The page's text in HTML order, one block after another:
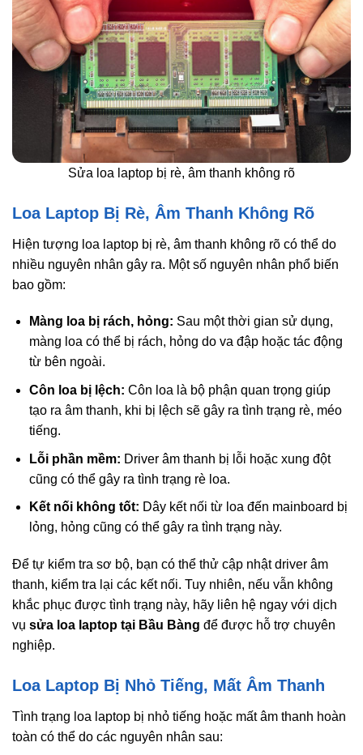
Sửa loa laptop bị rè, âm thanh không rõ
Loa Laptop Bị Rè, Âm Thanh Không Rõ
Hiện tượng loa laptop bị rè, âm thanh không rõ có thể do
nhiều nguyên nhân gây ra. Một số nguyên nhân phổ biến
bao gồm:
Màng loa bị rách, hỏng: Sau một thời gian sử dụng,
màng loa có thể bị rách, hỏng do va đập hoặc tác động
từ bên ngoài.
Côn loa bị lệch: Côn loa là bộ phận quan trọng giúp
tạo ra âm thanh, khi bị lệch sẽ gây ra tình trạng rè, méo
tiếng.
Lỗi phần mềm: Driver âm thanh bị lỗi hoặc xung đột
cũng có thể gây ra tình trạng rè loa.
Kết nối không tốt: Dây kết nối từ loa đến mainboard bị
lỏng, hỏng cũng có thể gây ra tình trạng này.
Để tự kiểm tra sơ bộ, bạn có thể thử cập nhật driver âm
thanh, kiểm tra lại các kết nối. Tuy nhiên, nếu vẫn không
khắc phục được tình trạng này, hãy liên hệ ngay với dịch
vụ sửa loa laptop tại Bầu Bàng để được hỗ trợ chuyên
nghiệp.
Loa Laptop Bị Nhỏ Tiếng, Mất Âm Thanh
Tình trạng loa laptop bị nhỏ tiếng hoặc mất âm thanh hoàn
toàn có thể do các nguyên nhân sau: